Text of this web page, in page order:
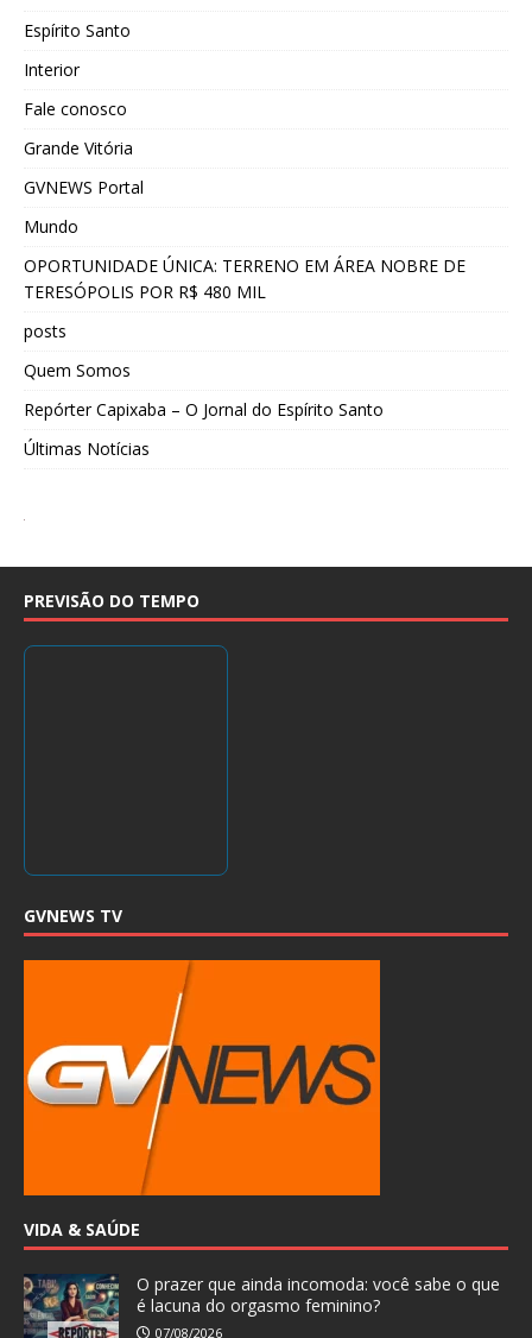
Espírito Santo
Interior
Fale conosco
Grande Vitória
GVNEWS Portal
Mundo
OPORTUNIDADE ÚNICA: TERRENO EM ÁREA NOBRE DE
TERESÓPOLIS POR R$ 480 MIL
posts
Quem Somos
Repórter Capixaba – O Jornal do Espírito Santo
Últimas Notícias
PREVISÃO DO TEMPO
GVNEWS TV
VIDA & SAÚDE
O prazer que ainda incomoda: você sabe o que
é lacuna do orgasmo feminino?
07/08/2026